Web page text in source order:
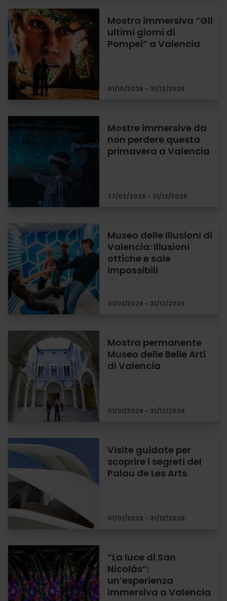
Mostra immersiva “Gli
ultimi giorni di
Pompei” a Valencia
01/10/2026 - 31/12/2026
Mostre immersive da
non perdere questa
primavera a Valencia
27/02/2026 - 31/12/2026
Museo delle Illusioni di
Valencia: Illusioni
ottiche e sale
impossibili
01/01/2026 - 31/12/2026
Mostra permanente
Museo delle Belle Arti
di Valencia
01/01/2026 - 31/12/2026
Visite guidate per
scoprire i segreti del
Palau de Les Arts
01/01/2026 - 31/12/2026
“La luce di San
Nicolás”:
un’esperienza
immersiva a Valencia